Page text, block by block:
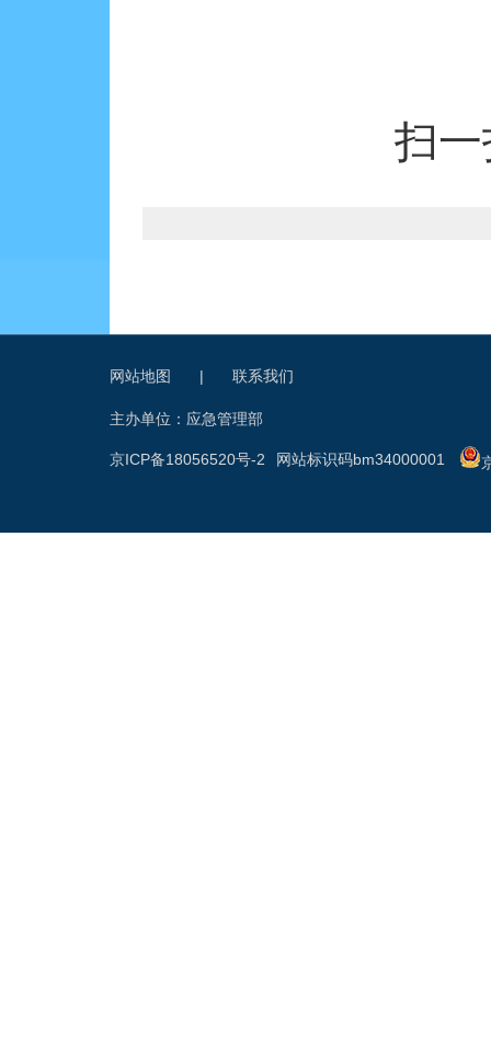
扫
网站地图 | 联系我们
主办单位：应急管理部
网站标识码bm34000001
京ICP备18056520号-2